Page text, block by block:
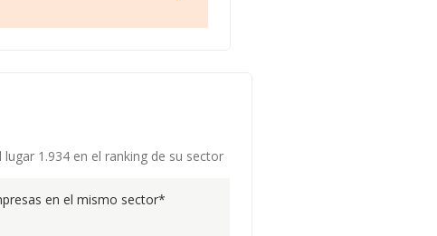
lugar 1.934 en el ranking de su sector
en el mismo sector*